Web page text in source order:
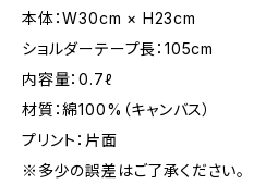
本体：W30cm × H23cm
ショルダーテープ長：105cm
内容量：0.7ℓ
材質：綿100%（キャンバス）
プリント：片面
※多少の誤差はご了承ください。